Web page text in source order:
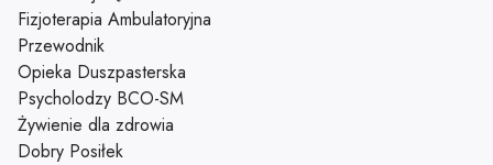
Fizjoterapia Ambulatoryjna
Przewodnik
Opieka Duszpasterska
Psycholodzy BCO-SM
Żywienie dla zdrowia
Dobry Posiłek